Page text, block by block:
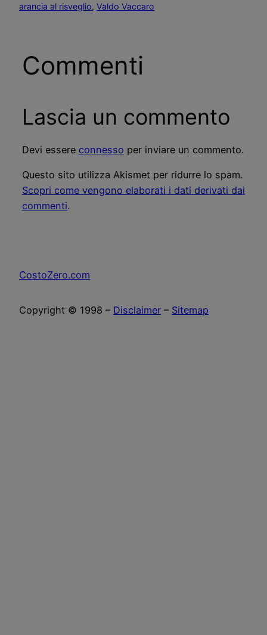
arancia al risveglio, Valdo Vaccaro
Commenti
Lascia un commento
Devi essere connesso per inviare un commento.
Questo sito utilizza Akismet per ridurre lo spam.
Scopri come vengono elaborati i dati derivati dai
commenti.
CostoZero.com
Copyright © 1998 – Disclaimer – Sitemap